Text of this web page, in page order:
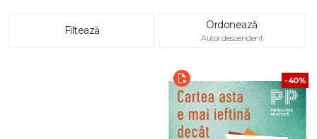
Filtează Ordonează
Autor descendent
-40%